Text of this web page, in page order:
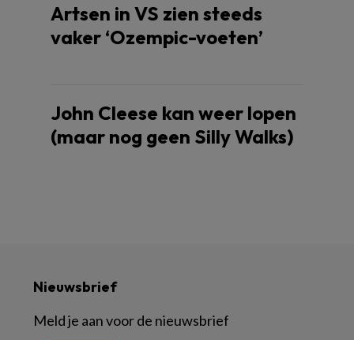
Artsen in VS zien steeds
vaker ‘Ozempic-voeten’
John Cleese kan weer lopen
(maar nog geen Silly Walks)
Nieuwsbrief
Meld je aan voor de nieuwsbrief